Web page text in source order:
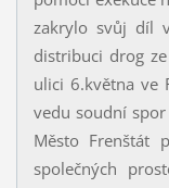
zakrylo svůj díl
distribuci drog
ulici 6.května ve
vedu soudní
Město Frenštát
společných